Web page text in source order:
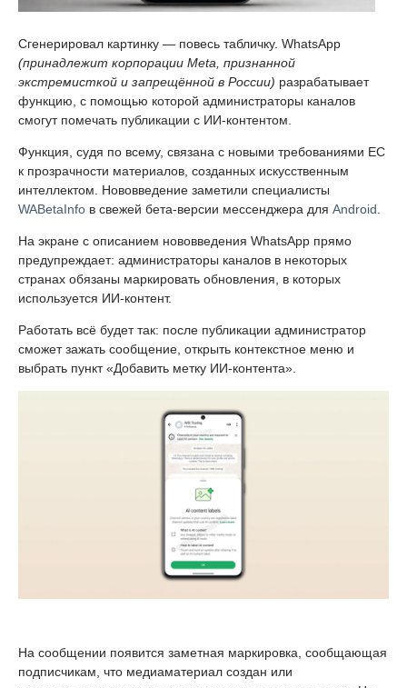
Сгенерировал картинку — повесь табличку. WhatsApp
(принадлежит корпорации Meta, признанной
экстремисткой и запрещённой в России) разрабатывает
функцию, с помощью которой администраторы каналов
смогут помечать публикации с ИИ-контентом.
Функция, судя по всему, связана с новыми требованиями ЕС
к прозрачности материалов, созданных искусственным
интеллектом. Нововведение заметили специалисты
WABetaInfo в свежей бета-версии мессенджера для Android
На экране с описанием нововведения WhatsApp прямо
предупреждает: администраторы каналов в некоторых
странах обязаны маркировать обновления, в которых
используется ИИ-контент.
Работать всё будет так: после публикации администратор
сможет зажать сообщение, открыть контекстное меню и
выбрать пункт «Добавить метку ИИ-контента».
На сообщении появится заметная маркировка, сообщающая
подписчикам, что медиаматериал создан или